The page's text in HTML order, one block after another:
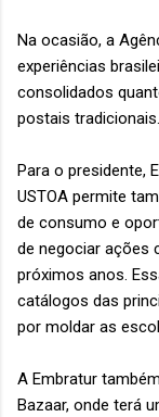
Na ocasião, a
experiências
consolidados
postais tradicionais.
Para o presidente,
USTOA permite
de consumo e
de negociar ações
próximos anos.
catálogos das
por moldar as
A Embratur
Bazaar, onde terá